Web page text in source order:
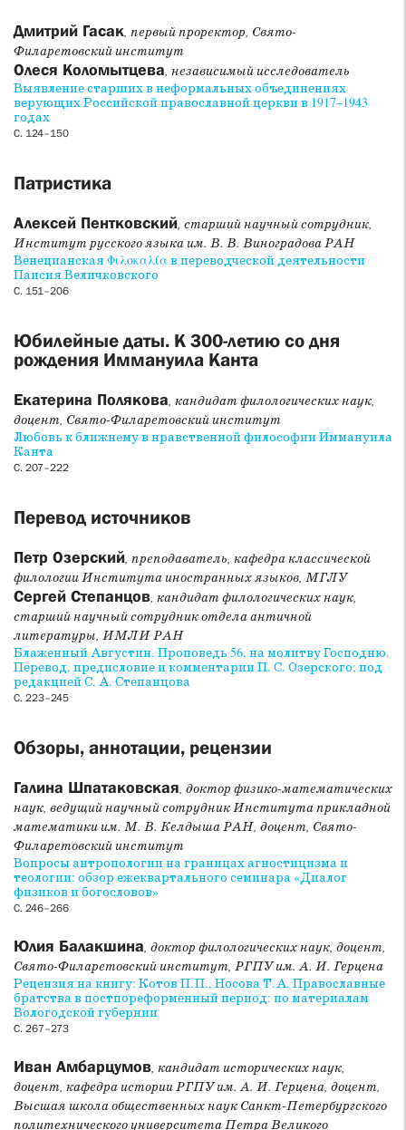
книгу Энтони А. Дж. Уильямса «Христианские левые.
Введение в радикальную и социалистическую
христианскую мысль» (Москва : Новое литературное
обозрение, 2023).
* * *
Филаретовского института
нашего журнала Евгением Михайловичем Верещагиным
(29.10.1939–7.04.2024). На последних страницах номера
опубликованы памятные некрологи. Вечная память!
Дмитрий Гасак, первый проректор, Свято-
Филаретовский институт
Олеся Коломытцева, независимый исследователь
Выявление старших в неформальных объединениях
верующих Российской православной церкви в 1917–1943
годах
С. 124–150
Патристика
Алексей Пентковский, старший научный сотрудник,
Институт русского языка им. В. В. Виноградова РАН
Венецианская Φιλοκαλία в переводческой деятельности
Паисия Величковского
С. 151–206
Юбилейные даты. К 300-летию со дня
рождения Иммануила Канта
Екатерина Полякова, кандидат филологических наук,
доцент, Свято-Филаретовский институт
Любовь к ближнему в нравственной философии Иммануила
Канта
С. 207–222
Перевод источников
Петр Озерский, преподаватель, кафедра классической
филологии Института иностранных языков, МГЛУ
Сергей Степанцов, кандидат филологических наук,
старший научный сотрудник отдела античной
литературы, ИМЛИ РАН
Блаженный Августин. Проповедь 56, на молитву Господню.
Перевод, предисловие и комментарии П. С. Озерского; под
редакцией С. А. Степанцова
С. 223–245
Обзоры, аннотации, рецензии
Галина Шпатаковская, доктор физико-математических
наук, ведущий научный сотрудник Института прикладной
математики им. М. В. Келдыша РАН, доцент, Свято-
Филаретовский институт
Вопросы антропологии на границах агностицизма и
теологии: обзор ежеквартального семинара «Диалог
физиков и богословов»
С. 246–266
Юлия Балакшина, доктор филологических наук, доцент,
Свято-Филаретовский институт, РГПУ им. А. И. Герцена
Рецензия на книгу: Котов П. П., Носова Т. А. Православные
братства в постпореформенный период: по материалам
Вологодской губернии
С. 267–273
Иван Амбарцумов, кандидат исторических наук,
доцент, кафедра истории РГПУ им. А. И. Герцена, доцент,
Высшая школа общественных наук Санкт-Петербургского
политехнического университета Петра Великого